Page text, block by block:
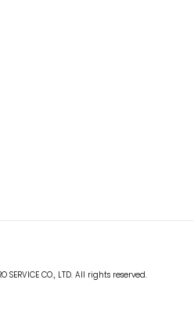
SERVICE CO., LTD. All rights reserved.